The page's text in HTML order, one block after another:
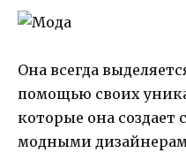
Она всегда
помощью своих
которые она создает
модными